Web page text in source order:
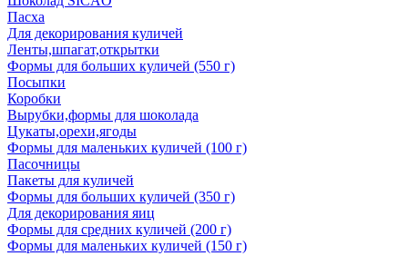
Пасха
Для декорирования куличей
Ленты,шпагат,открытки
Формы для больших куличей (550 г)
Посыпки
Коробки
Вырубки,формы для шоколада
Цукаты,орехи,ягоды
Формы для маленьких куличей (100 г)
Пасочницы
Пакеты для куличей
Формы для больших куличей (350 г)
Для декорирования яиц
Формы для средних куличей (200 г)
Формы для маленьких куличей (150 г)